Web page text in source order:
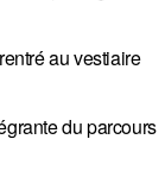
au vestiaire
du parcours